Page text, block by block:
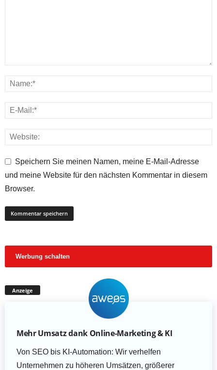
Speichern Sie meinen Namen, meine E-Mail-Adresse
und meine Website für den nächsten Kommentar in diesem
Browser.
Werbung schalten
Anzeige
Mehr Umsatz dank Online-Marketing & KI
Von SEO bis KI-Automation: Wir verhelfen
Unternehmen zu höheren Umsätzen, größerer